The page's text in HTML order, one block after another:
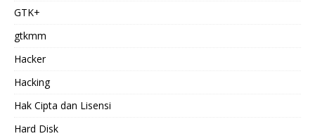
GTK+
gtkmm
Hacker
Hacking
Hak Cipta dan Lisensi
Hard Disk